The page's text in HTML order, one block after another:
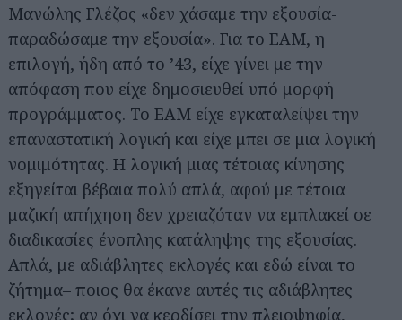
Μανώλης Γλέζος «δεν χάσαμε την εξουσία-
παραδώσαμε την εξουσία». Για το ΕΑΜ, η
επιλογή, ήδη από το ’43, είχε γίνει με την
απόφαση που είχε δημοσιευθεί υπό μορφή
προγράμματος. Το ΕΑΜ είχε εγκαταλείψει την
επαναστατική λογική και είχε μπει σε μια λογική
νομιμότητας. Η λογική μιας τέτοιας κίνησης
εξηγείται βέβαια πολύ απλά, αφού με τέτοια
μαζική απήχηση δεν χρειαζόταν να εμπλακεί σε
διαδικασίες ένοπλης κατάληψης της εξουσίας.
Απλά, με αδιάβλητες εκλογές και εδώ είναι το
ζήτημα– ποιος θα έκανε αυτές τις αδιάβλητες
εκλογές; αν όχι να κερδίσει την πλειοψηφία,